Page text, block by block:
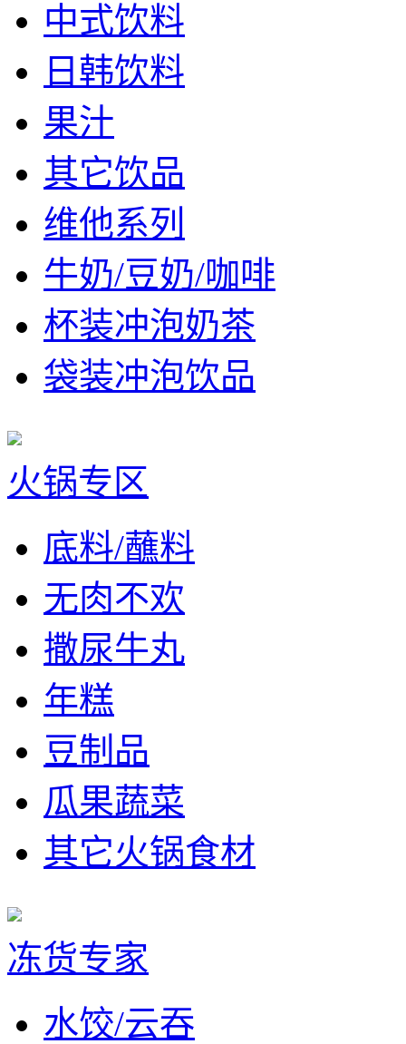
中式饮料
日韩饮料
果汁
其它饮品
维他系列
牛奶/豆奶/咖啡
杯装冲泡奶茶
袋装冲泡饮品
火锅专区
底料/蘸料
无肉不欢
撒尿牛丸
年糕
豆制品
瓜果蔬菜
其它火锅食材
冻货专家
水饺/云吞